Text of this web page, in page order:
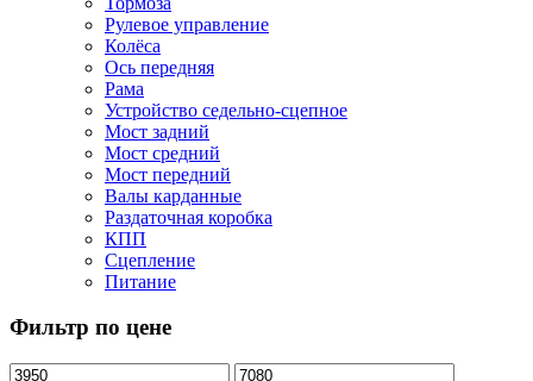
Рулевое управление
Колёса
Ось передняя
Рама
Устройство седельно-сцепное
Мост задний
Мост средний
Мост передний
Валы карданные
Раздаточная коробка
КПП
Сцепление
Питание
Фильтр по цене